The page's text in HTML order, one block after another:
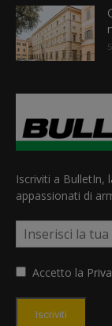
Iscriviti a BulletIn,
appassionati di
Accetto la
Iscriviti